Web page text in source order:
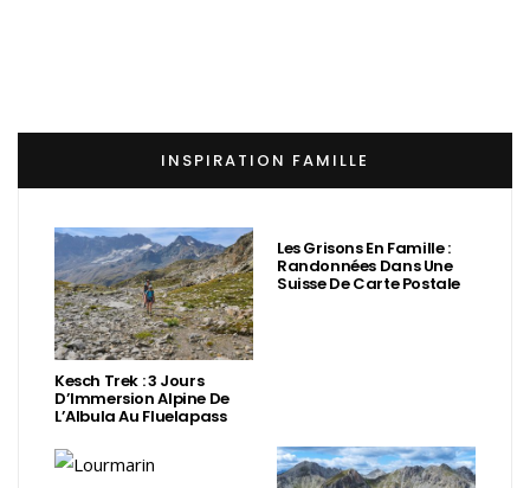
INSPIRATION FAMILLE
Kesch Trek : 3 Jours
D’Immersion Alpine De
L’Albula Au Fluelapass
Les Grisons En Famille :
Randonnées Dans Une
Suisse De Carte Postale